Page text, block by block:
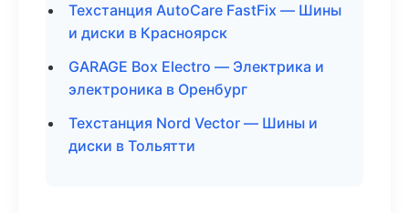
Техстанция AutoCare FastFix — Шины
и диски в Красноярск
GARAGE Box Electro — Электрика и
электроника в Оренбург
Техстанция Nord Vector — Шины и
диски в Тольятти